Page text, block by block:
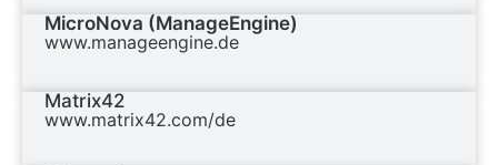
MicroNova (ManageEngine)
www.manageengine.de
Matrix42
www.matrix42.com/de